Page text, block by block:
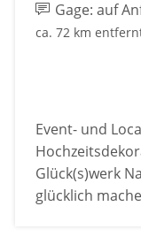
Gage: auf
ca. 72 km
Event- und
Glück(s)werk
glücklich